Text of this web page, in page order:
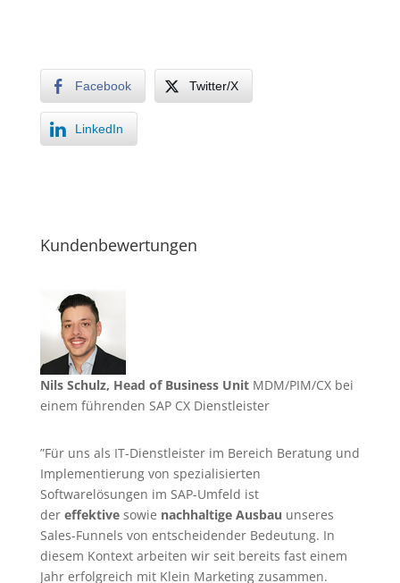
Facebook Twitter/X
LinkedIn
Kundenbewertungen
Nils Schulz, Head of Business UnitMDM/PIM/CX bei
einem führenden SAP CX Dienstleister
”Für uns als IT-Dienstleister im Bereich Beratung und
Implementierung von spezialisierten
Softwarelösungen im SAP-Umfeld ist
der effektive sowie nachhaltige Ausbau unseres
Sales-Funnels von entscheidender Bedeutung. In
diesem Kontext arbeiten wir seit bereits fast einem
Jahr erfolgreich mit Klein Marketing zusammen.